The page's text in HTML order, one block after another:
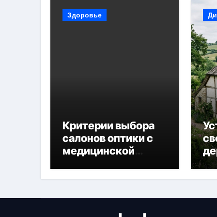
Здоровье
Критерии выбора
салонов оптики с
медицинской
диагностикой